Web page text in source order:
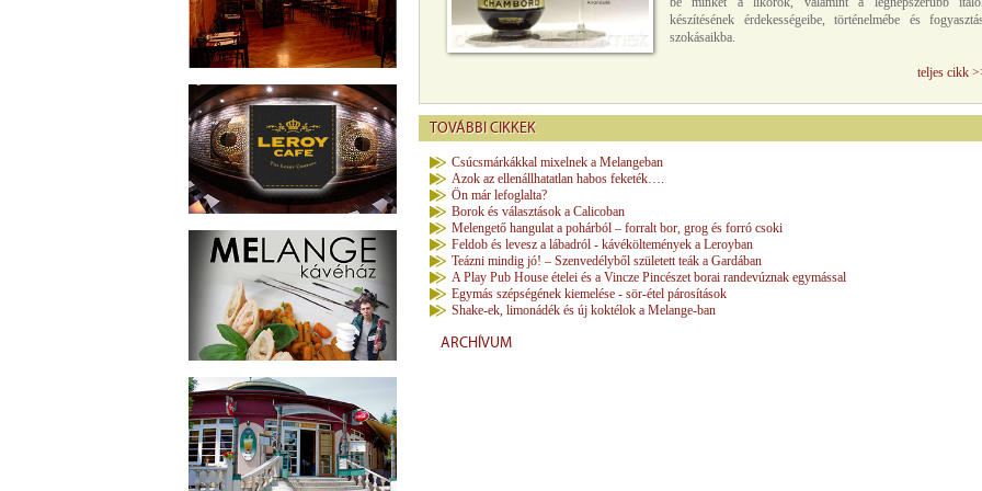
készítésének érdekességeibe, történelmébe és
szokásaikba.
teljes cikk
TOVÁBBI CIKKEK
Csúcsmárkákkal mixelnek a Melangeban
Azok az ellenállhatatlan habos feketék….
Ön már lefoglalta?
Borok és választások a Calicoban
Melengető hangulat a pohárból – forralt bor, grog és forró csoki
Feldob és levesz a lábadról - kávéköltemények a Leroyban
Teázni mindig jó! – Szenvedélyből született teák a Gardában
A Play Pub House ételei és a Vincze Pincészet borai randevúznak egymással
Egymás szépségének kiemelése - sör-étel párosítások
Shake-ek, limonádék és új koktélok a Melange-ban
ARCHÍVUM